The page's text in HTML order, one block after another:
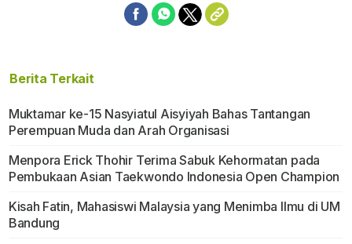
Berita Terkait
Muktamar ke-15 Nasyiatul Aisyiyah Bahas Tantangan
Perempuan Muda dan Arah Organisasi
Menpora Erick Thohir Terima Sabuk Kehormatan pada
Pembukaan Asian Taekwondo Indonesia Open Champion
Kisah Fatin, Mahasiswi Malaysia yang Menimba Ilmu di UM
Bandung